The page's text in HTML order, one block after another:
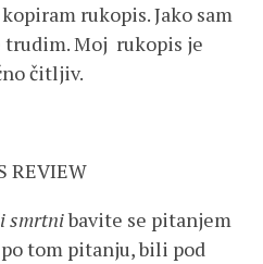
rukopis. Jako sam
trudim. Moj rukopis je
čitljiv.
REVIEW
smrtnibavite se pitanjem
tom pitanju, bili pod